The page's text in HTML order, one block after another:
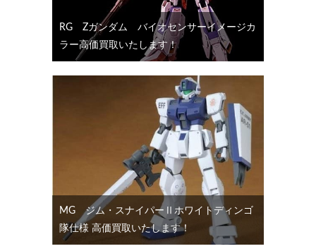
RG Ζガンダム バイオセンサーイメージカ
ラー高価買取いたします！
MG ジム・スナイパーⅡホワイトディンゴ
隊仕様 高価買取いたします！